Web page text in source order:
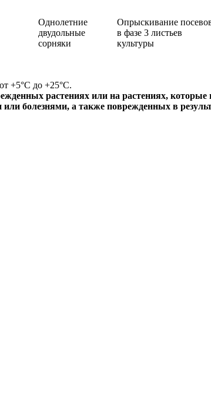
Однолетние
двудольные
сорняки
Опрыскивание
в фазе 3 листьев
культуры
+5°С до +25°С.
растениях или на растениях, которые
болезнями, а также поврежденных в